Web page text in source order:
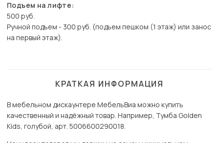
Подъем на лифте:
500 руб.
Ручной подъем - 300 руб. (подъем пешком (1 этаж) или занос
на первый этаж).
КРАТКАЯ ИНФОРМАЦИЯ
В мебельном дискаунтере МебельВиа можно купить
качественный и надёжный товар. Например, Тумба Golden
Kids, голубой, арт. 5006600290018.